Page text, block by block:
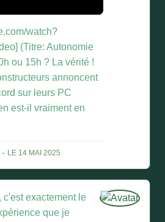
watch?
(Titre: Autonomie
ou 15h ? La vérité !
annoncent
sur leurs PC
est-il vraiment en
- LE 14 MAI 2025
c'est exactement le
que je